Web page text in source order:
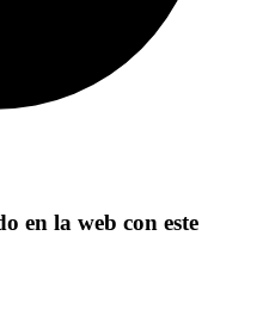
en la web con este